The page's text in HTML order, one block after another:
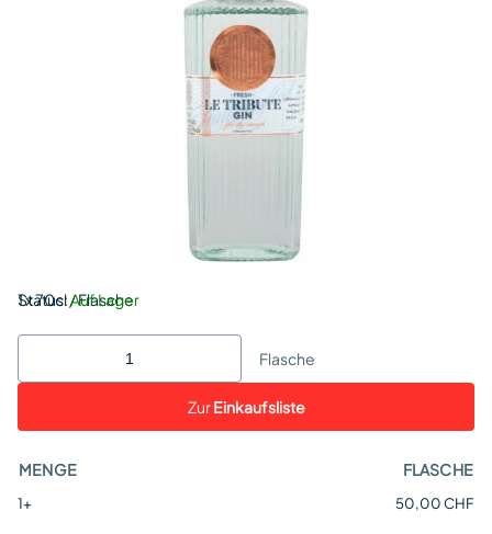
Status:Auf Lager
1 x 70cl / Flasche
Flasche
ZurEinkaufsliste
MENGE FLASCHE
1+ 50,00 CHF